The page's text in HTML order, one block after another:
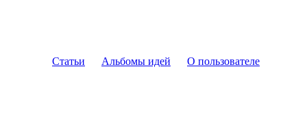
Статьи Альбомы идей О пользователе